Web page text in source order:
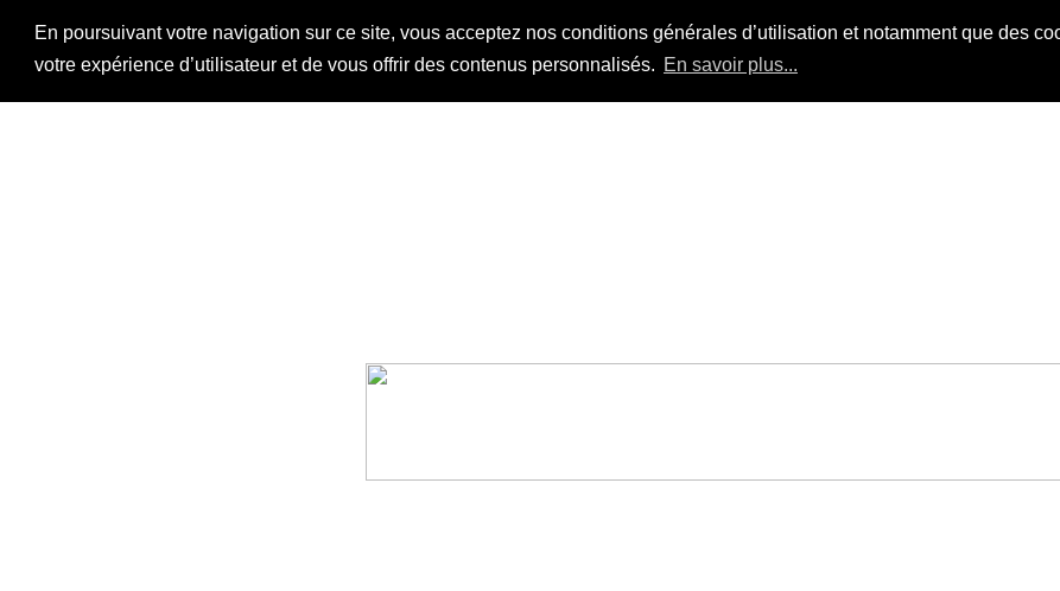
En poursuivant votre navigation sur ce site, vous acceptez nos conditions générales d’utilisation et notamment que des
votre expérience d’utilisateur et de vous offrir des contenus personnalisés. En savoir plus...